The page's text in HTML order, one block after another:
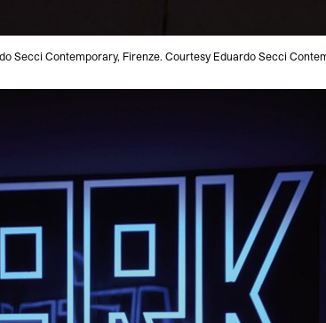
Secci Contemporary, Firenze. Courtesy Eduardo Secci